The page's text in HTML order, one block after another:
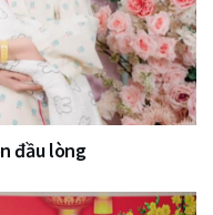
đầu lòng